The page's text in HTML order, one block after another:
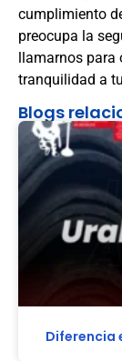
cumplimiento
preocupa la
llamarnos
tranquilidad a
Blogs
Diferencia